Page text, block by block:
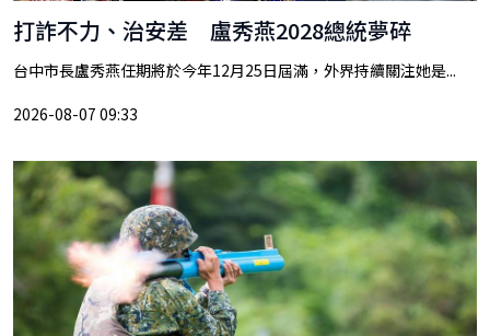
打詐不力、治安差 盧秀燕2028總統夢碎
台中市長盧秀燕任期將於今年12月25日屆滿，外界持續關注她是...
2026-08-07 09:33